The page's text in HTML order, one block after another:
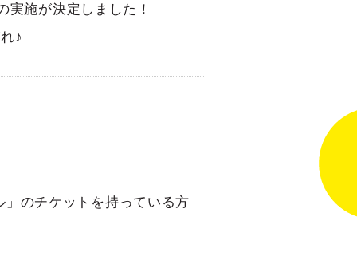
実施が決定しました！
♪
のチケットを持っている方